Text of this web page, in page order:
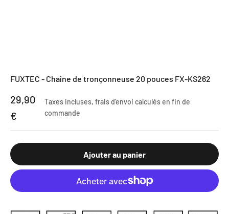
FUXTEC - Chaîne de tronçonneuse 20 pouces FX-KS262
Prix de vente
29,90
€
Taxes incluses, frais d'envoi calculésen fin de
commande
Ajouter au panier